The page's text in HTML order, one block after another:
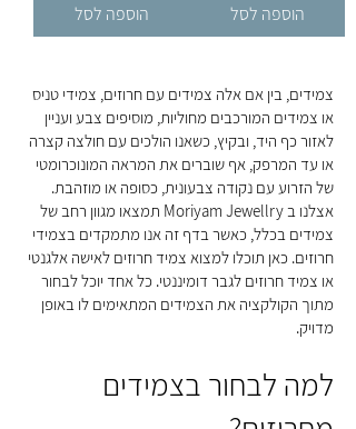
הוספה לסל הוספה לסל
צמידים, בין אם אלה צמידים עם חרוזים, צמידי טניס
או צמידים המורכבים מחוליות, מוסיפים צבע ועניין
לאזור כף היד, ובקיץ, כשאנו הולכים עם חולצה קצרה
או עד המרפק, אף שוברים את המראה המונוכרומטי
של הזרוע עם נקודה צבעונית, כסופה או מוזהבת.
אצלנו ב Moriyam Jewellry תמצאו מגוון רחב של
צמידים בכלל, כאשר בדף זה אנו מתמקדים בצמידי
חרוזים. כאן תוכלו למצוא צמיד חרוזים לאישה אלגנטי
או צמיד חרוזים לגבר דומיננטי. כל אחד יוכל לבחור
מתוך הקולקציה את הצמידים המתאימים לו באופן
מדויק.
למה לבחור בצמידים